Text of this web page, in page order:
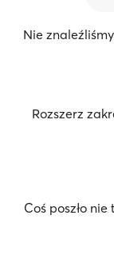
Nie
Rozszerz
Coś poszło